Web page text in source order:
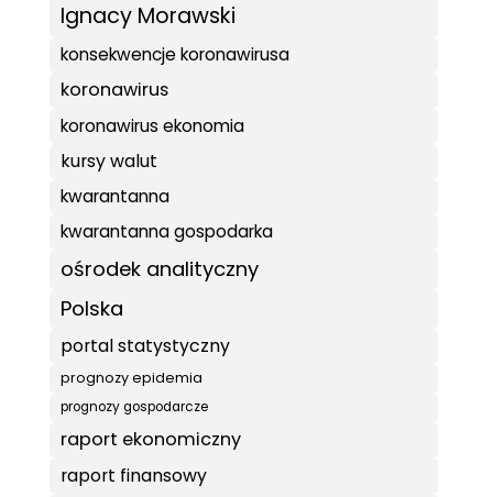
Ignacy Morawski
konsekwencje koronawirusa
koronawirus
koronawirus ekonomia
kursy walut
kwarantanna
kwarantanna gospodarka
ośrodek analityczny
Polska
portal statystyczny
prognozy epidemia
prognozy gospodarcze
raport ekonomiczny
raport finansowy